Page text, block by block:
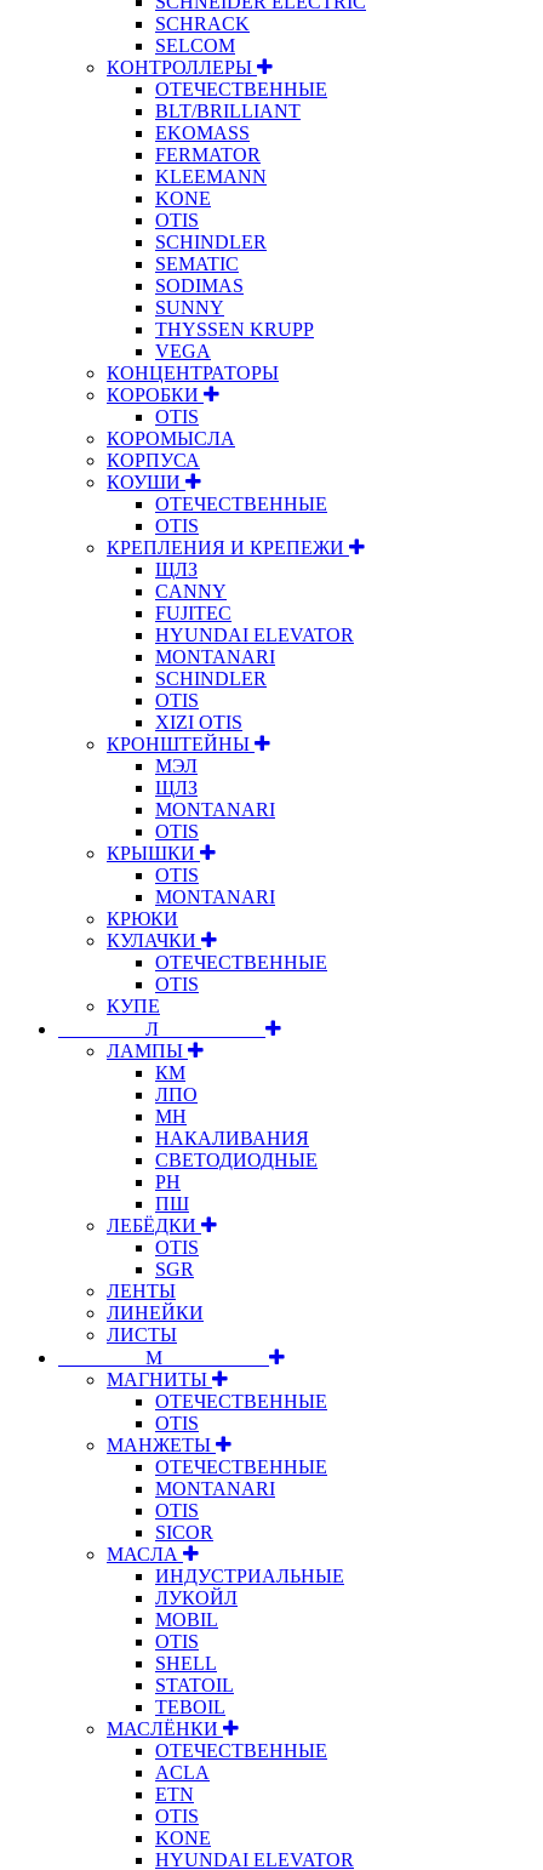
SCHRACK
SELCOM
КОНТРОЛЛЕРЫ
ОТЕЧЕСТВЕННЫЕ
BLT/BRILLIANT
EKOMASS
FERMATOR
KLEEMANN
KONE
OTIS
SCHINDLER
SEMATIC
SODIMAS
SUNNY
THYSSEN KRUPP
VEGA
КОНЦЕНТРАТОРЫ
КОРОБКИ
OTIS
КОРОМЫСЛА
КОРПУСА
КОУШИ
ОТЕЧЕСТВЕННЫЕ
OTIS
КРЕПЛЕНИЯ И КРЕПЕЖИ
ЩЛЗ
CANNY
FUJITEC
HYUNDAI ELEVATOR
MONTANARI
SCHINDLER
OTIS
XIZI OTIS
КРОНШТЕЙНЫ
МЭЛ
ЩЛЗ
MONTANARI
OTIS
КРЫШКИ
OTIS
MONTANARI
КРЮКИ
КУЛАЧКИ
ОТЕЧЕСТВЕННЫЕ
OTIS
КУПЕ
⠀⠀⠀⠀⠀⠀Л⠀⠀⠀⠀⠀⠀⠀
ЛАМПЫ
КМ
ЛПО
МН
НАКАЛИВАНИЯ
СВЕТОДИОДНЫЕ
РН
ПШ
ЛЕБЁДКИ
OTIS
SGR
ЛЕНТЫ
ЛИНЕЙКИ
ЛИСТЫ
⠀⠀⠀⠀⠀⠀М⠀⠀⠀⠀⠀⠀⠀
МАГНИТЫ
ОТЕЧЕСТВЕННЫЕ
OTIS
МАНЖЕТЫ
ОТЕЧЕСТВЕННЫЕ
MONTANARI
OTIS
SICOR
МАСЛА
ИНДУСТРИАЛЬНЫЕ
ЛУКОЙЛ
MOBIL
OTIS
SHELL
STATOIL
TEBOIL
МАСЛЁНКИ
ОТЕЧЕСТВЕННЫЕ
ACLA
ETN
OTIS
KONE
HYUNDAI ELEVATOR